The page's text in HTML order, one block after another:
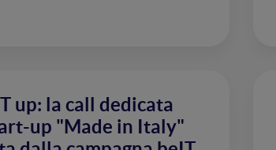
up: la call dedicata
up "Made in Italy"